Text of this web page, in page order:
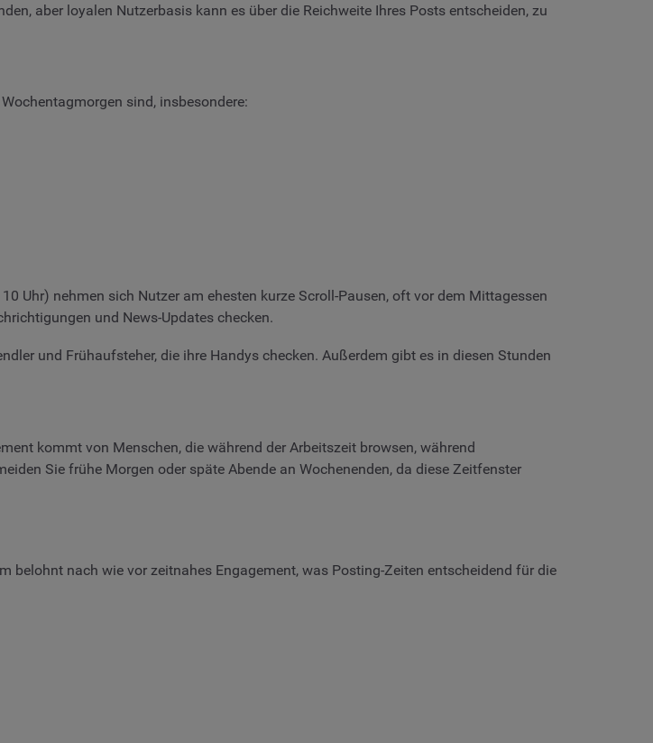
aber loyalen Nutzerbasis kann es über die Reichweite Ihres Posts entscheiden, zu
sind, insbesondere:
Uhr) nehmen sich Nutzer am ehesten kurze Scroll-Pausen, oft vor dem Mittagessen
und News-Updates checken.
und Frühaufsteher, die ihre Handys checken. Außerdem gibt es in diesen Stunden
kommt von Menschen, die während der Arbeitszeit browsen, während
Sie frühe Morgen oder späte Abende an Wochenenden, da diese Zeitfenster
nach wie vor zeitnahes Engagement, was Posting-Zeiten entscheidend für die